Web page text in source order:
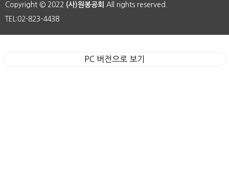
Copyright © 2022 (사)원봉공회 All rights reserved.
TEL:02-823-4438
PC 버전으로 보기